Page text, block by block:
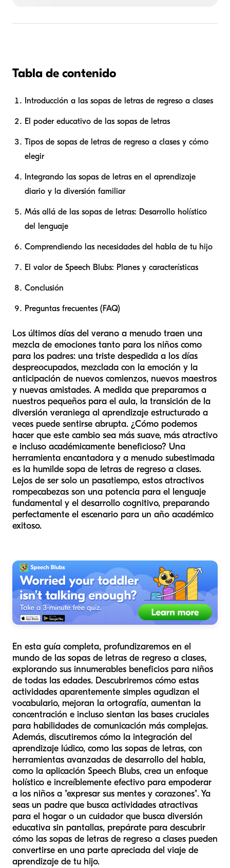
Tabla de contenido
Introducción a las sopas de letras de regreso a clases
El poder educativo de las sopas de letras
Tipos de sopas de letras de regreso a clases y cómo
elegir
Integrando las sopas de letras en el aprendizaje
diario y la diversión familiar
Más allá de las sopas de letras: Desarrollo holístico
del lenguaje
Comprendiendo las necesidades del habla de tu hijo
El valor de Speech Blubs: Planes y características
Conclusión
Preguntas frecuentes (FAQ)
Los últimos días del verano a menudo traen una
mezcla de emociones tanto para los niños como
para los padres: una triste despedida a los días
despreocupados, mezclada con la emoción y la
anticipación de nuevos comienzos, nuevos maestros
y nuevas amistades. A medida que preparamos a
nuestros pequeños para el aula, la transición de la
diversión veraniega al aprendizaje estructurado a
veces puede sentirse abrupta. ¿Cómo podemos
hacer que este cambio sea más suave, más atractivo
e incluso académicamente beneficioso? Una
herramienta encantadora y a menudo subestimada
es la humilde sopa de letras de regreso a clases.
Lejos de ser solo un pasatiempo, estos atractivos
rompecabezas son una potencia para el lenguaje
fundamental y el desarrollo cognitivo, preparando
perfectamente el escenario para un año académico
exitoso.
En esta guía completa, profundizaremos en el
mundo de las sopas de letras de regreso a clases,
explorando sus innumerables beneficios para niños
de todas las edades. Descubriremos cómo estas
actividades aparentemente simples agudizan el
vocabulario, mejoran la ortografía, aumentan la
concentración e incluso sientan las bases cruciales
para habilidades de comunicación más complejas.
Además, discutiremos cómo la integración del
aprendizaje lúdico, como las sopas de letras, con
herramientas avanzadas de desarrollo del habla,
como la aplicación Speech Blubs, crea un enfoque
holístico e increíblemente efectivo para empoderar
a los niños a "expresar sus mentes y corazones". Ya
seas un padre que busca actividades atractivas
para el hogar o un cuidador que busca diversión
educativa sin pantallas, prepárate para descubrir
cómo las sopas de letras de regreso a clases pueden
convertirse en una parte apreciada del viaje de
aprendizaje de tu hijo.